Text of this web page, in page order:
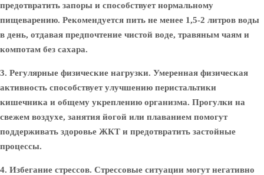
предотвратить запоры и способствует нормальному
пищеварению. Рекомендуется пить не менее 1,5-2 литров воды
в день, отдавая предпочтение чистой воде, травяным чаям и
компотам без сахара.
3. Регулярные физические нагрузки. Умеренная физическая
активность способствует улучшению перистальтики
кишечника и общему укреплению организма. Прогулки на
свежем воздухе, занятия йогой или плаванием помогут
поддерживать здоровье ЖКТ и предотвратить застойные
процессы.
4. Избегание стрессов. Стрессовые ситуации могут негативно